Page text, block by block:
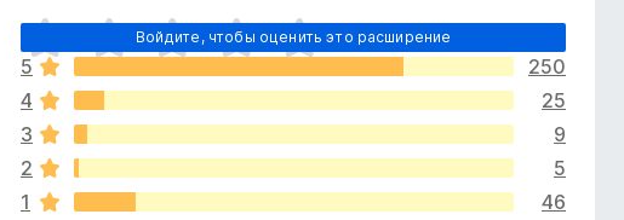
Войдите, чтобы оценить это расширение
О
ц
е
н
о
к
п
о
5
250
4
25
3
9
2
5
1
46